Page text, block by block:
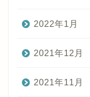
2022年1月
2021年12月
2021年11月